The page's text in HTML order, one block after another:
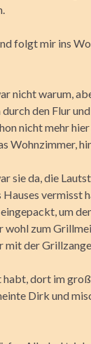
folgt mir ins
nicht warum,
den Flur
nicht mehr
Wohnzimmer,
sie da, die
vermisst
um
wohl zum
der Grillzange
habt, dort im
Dirk und